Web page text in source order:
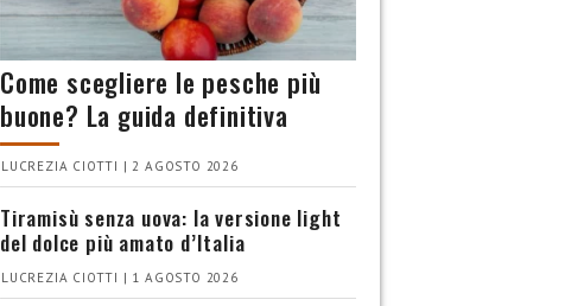
Come scegliere le pesche più
buone? La guida definitiva
LUCREZIA CIOTTI | 2 AGOSTO 2026
Tiramisù senza uova: la versione light
del dolce più amato d’Italia
LUCREZIA CIOTTI | 1 AGOSTO 2026